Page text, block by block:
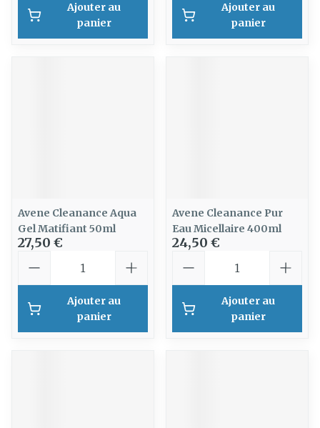
Ajouter au
panier
Ajouter au
panier
Avene Cleanance Aqua
Gel Matifiant 50ml
27,50 €
Ajouter au
panier
Avene Cleanance Pur
Eau Micellaire 400ml
24,50 €
Ajouter au
panier